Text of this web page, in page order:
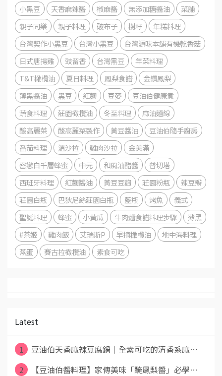
小黑豆 天香麻辣醬 椒麻醬 無添加糖醬油
菜脯
親子同樂
親子料理 破布子 樹籽
年糕料理
台灣契作小黑豆
台灣小黑豆
台灣源味本舖有機乾香菇
日式唐揚雞
豉留香 台灣黑豆
年菜料理
T&T橄欖油
夏日料理 鳳梨食譜
金鑽鳳梨
薄黑醬油
黑豆 紅麴 豆麥
豆油伯健康煮
蔬食料理
莊園橄欖油 冬至料理
麻油麵線
酸高麗菜
酸高麗菜製作 黃豆醬油
豆油伯隨手廚房
番茄料理
溫沙拉 雞肉沙拉
金美滿
密戀白千層蜂蜜
中元 和風油醋醬
普切塔
西班牙料理
紅麴醬油 黃豆豆麴 莊園粉瓶
辣豆瓣
莊園白瓶
巴狄尼絲莊園白瓶 藍瓶 烤魚
義式
聖誕料理
蜂蜜 小黃瓜 牛肉麵食譜料理步驟
薄黑
#茶姬
雞肉飯 艾瑞斯P 早摘橄欖油
地中海料理
蒸蛋
賽古拉橄欖油 素食可吃
Latest
1
豆油伯天香麻辣豆腐鍋｜全素可吃的清香系麻⋯
2
【豆油伯醬料理】家傳美味「醃鳳梨醬」必學⋯